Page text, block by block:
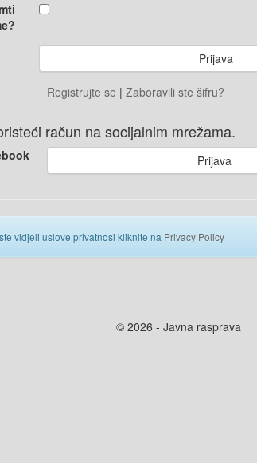
Registrujte se | Zaboravili ste šifru?
račun na socijalnim mrežama.
Prijava
vidjeli uslove privatnosi kliknite na Privacy Policy
© 2026 - Javna rasprava